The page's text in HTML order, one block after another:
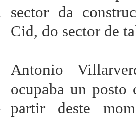
sector da
Cid, do sector de
Antonio
ocupaba un posto
partir deste